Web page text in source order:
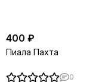
400 ₽
Пиала Пахта
0